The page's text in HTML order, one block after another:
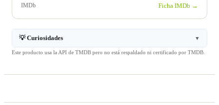
IMDb Ficha IMDb →
💡 Curiosidades ▼
Este producto usa la API de TMDB pero no está respaldado ni certificado por TMDB.